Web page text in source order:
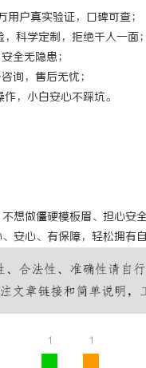
户真实验证，口碑可查；
科学定制，拒绝千人一面
全无隐患；
询，售后无忧；
，小白安心不踩坑。
想做僵硬模板眉、担心
安心、有保障，轻松拥有
1 1